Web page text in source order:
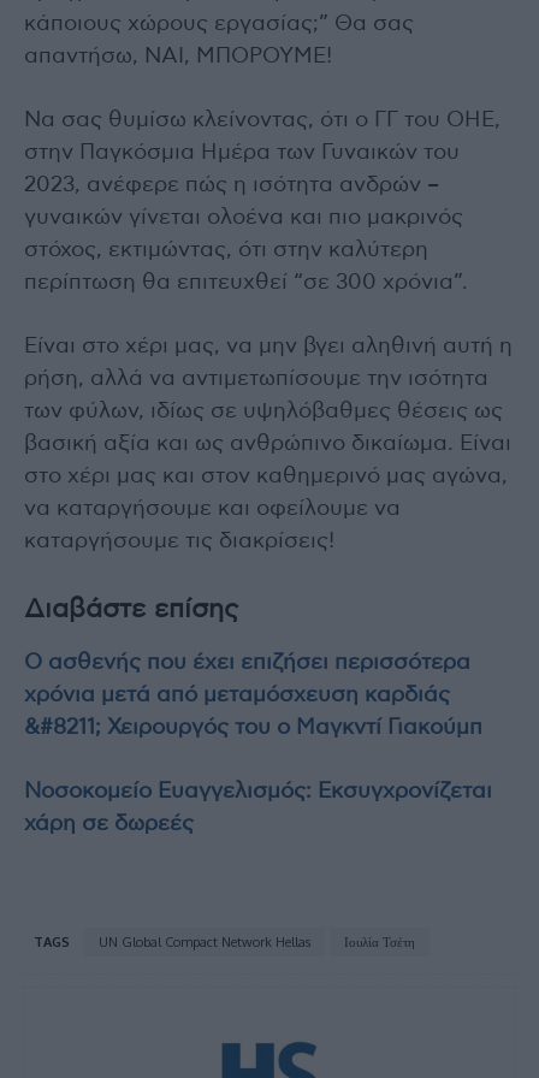
κάποιους χώρους εργασίας;” Θα σας
απαντήσω, ΝΑΙ, ΜΠΟΡΟΥΜΕ!
Να σας θυμίσω κλείνοντας, ότι ο ΓΓ του ΟΗΕ,
στην Παγκόσμια Ημέρα των Γυναικών του
2023, ανέφερε πώς η ισότητα ανδρών –
γυναικών γίνεται ολοένα και πιο μακρινός
στόχος, εκτιμώντας, ότι στην καλύτερη
περίπτωση θα επιτευχθεί “σε 300 χρόνια”.
Είναι στο χέρι μας, να μην βγει αληθινή αυτή η
ρήση, αλλά να αντιμετωπίσουμε την ισότητα
των φύλων, ιδίως σε υψηλόβαθμες θέσεις ως
βασική αξία και ως ανθρώπινο δικαίωμα. Είναι
στο χέρι μας και στον καθημερινό μας αγώνα,
να καταργήσουμε και οφείλουμε να
καταργήσουμε τις διακρίσεις!
Διαβάστε επίσης
Ο ασθενής που έχει επιζήσει περισσότερα
χρόνια μετά από μεταμόσχευση καρδιάς
&#8211; Χειρουργός του ο Μαγκντί Γιακούμπ
Νοσοκομείο Ευαγγελισμός: Εκσυγχρονίζεται
χάρη σε δωρεές
TAGS UN Global Compact Network Hellas Ιουλία Τσέτη